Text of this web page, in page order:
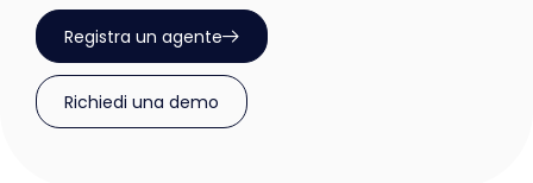
Registra un agente
Richiedi una demo